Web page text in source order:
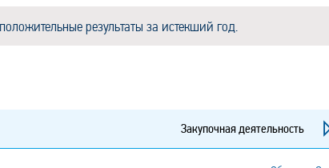
результаты за истекший год.
Закупочная деятельность